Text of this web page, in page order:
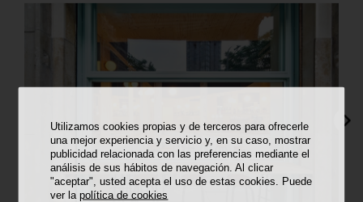
Utilizamos cookies propias y de terceros para ofrecerle
una mejor experiencia y servicio y, en su caso, mostrar
publicidad relacionada con las preferencias mediante el
análisis de sus hábitos de navegación. Al clicar
"aceptar", usted acepta el uso de estas cookies. Puede
ver lapolítica de cookies